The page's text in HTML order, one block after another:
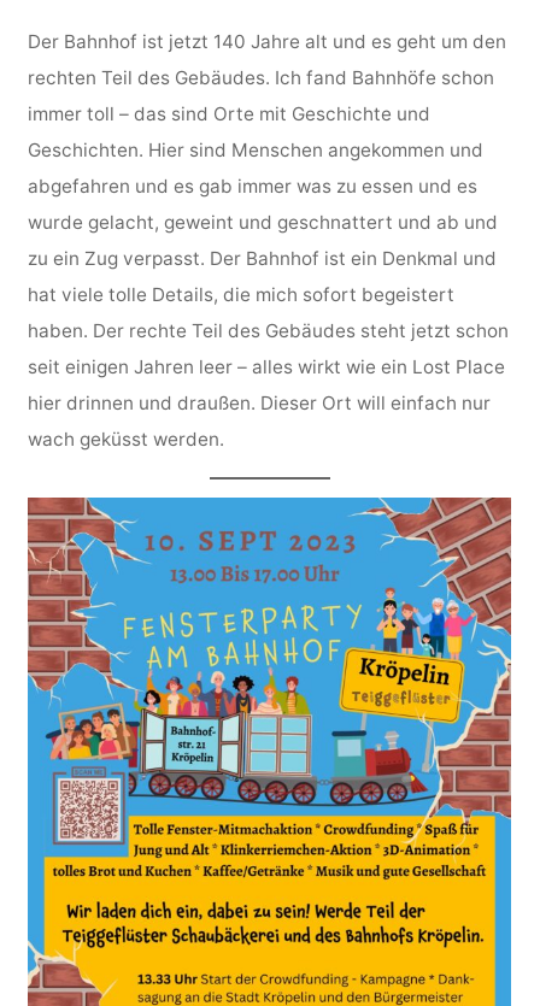
Der Bahnhof ist jetzt 140 Jahre alt und es geht um den
rechten Teil des Gebäudes. Ich fand Bahnhöfe schon
immer toll – das sind Orte mit Geschichte und
Geschichten. Hier sind Menschen angekommen und
abgefahren und es gab immer was zu essen und es
wurde gelacht, geweint und geschnattert und ab und
zu ein Zug verpasst. Der Bahnhof ist ein Denkmal und
hat viele tolle Details, die mich sofort begeistert
haben. Der rechte Teil des Gebäudes steht jetzt schon
seit einigen Jahren leer – alles wirkt wie ein Lost Place
hier drinnen und draußen. Dieser Ort will einfach nur
wach geküsst werden.